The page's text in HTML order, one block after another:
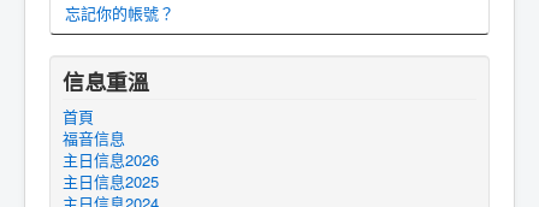
忘記你的帳號？
信息重溫
首頁
福音信息
主日信息2026
主日信息2025